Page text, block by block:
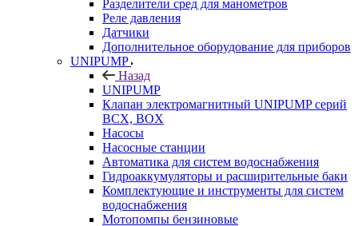
Разделители сред для манометров
Реле давления
Датчики
Дополнительное оборудование для приборов
UNIPUMP
Назад
UNIPUMP
Клапан электромагнитный UNIPUMP серий
BCX, BOX
Насосы
Насосные станции
Автоматика для систем водоснабжения
Гидроаккумуляторы и расширительные баки
Комплектующие и инструменты для систем
водоснабжения
Мотопомпы бензиновые